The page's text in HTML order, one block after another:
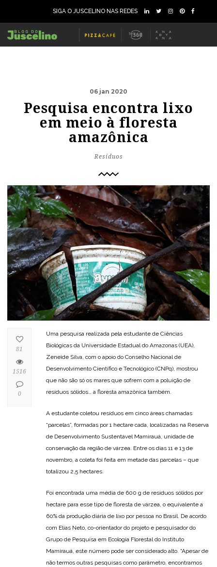
SIGA O JUSCELINO NAS REDES
06 jan 2020
Pesquisa encontra lixo
em meio à floresta
amazônica
Resíduos
Uma pesquisa realizada pela estudante de Ciências
Biológicas da Universidade Estadual do Amazonas (UEA),
Zeneide Silva, com o apoio do Conselho Nacional de
Desenvolvimento Científico e Tecnológico (CNPq), mostrou
que não são só os mares que sofrem com a poluição de
resíduos sólidos… a floresta amazônica também.
A estudante coletou resíduos em cinco áreas chamadas
“parcelas”, formadas por 1 hectare cada, localizadas na Reserva
de Desenvolvimento Sustentável Mamirauá, unidade de
conservação da região de várzea. Entre os dias 11 e 13 de
novembro, a coleta foi feita em metade das parcelas – que
totalizou 2,5 hectares.
Foi encontrada uma média de 600 g de resíduos sólidos por
hectare para esse tipo de floresta de várzea, o equivalente a
60% da produção diária de lixo por pessoa no Brasil. De acordo
com Elias Neto, co-orientador do projeto e pesquisador do
Grupo de Pesquisa em Ecologia Florestal do Instituto
Mamirauá, este número pode ser considerado alto. “Apesar de
não termos outras pesquisas como parâmetro, encontramos
81
1516
0